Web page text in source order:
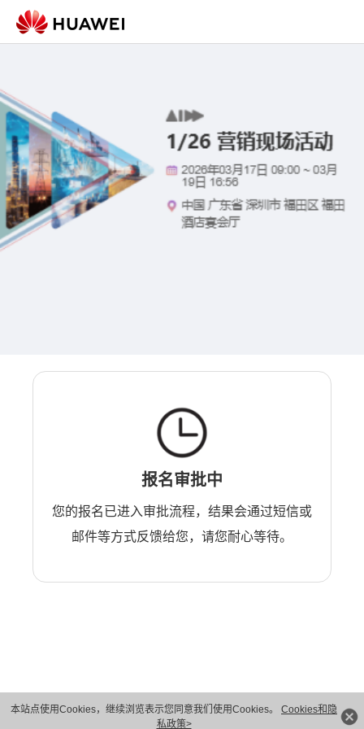
本站点使用Cookies，继续浏览表示您同意我们使用Cookies。 Cookies和隐
私政策>
报名审批中
您的报名已进入审批流程，结果会通过短信或
邮件等方式反馈给您，请您耐心等待。
版权所有 © 华为技术有限公司 1998-2026。 保留一切权利。粤A2-20044005号